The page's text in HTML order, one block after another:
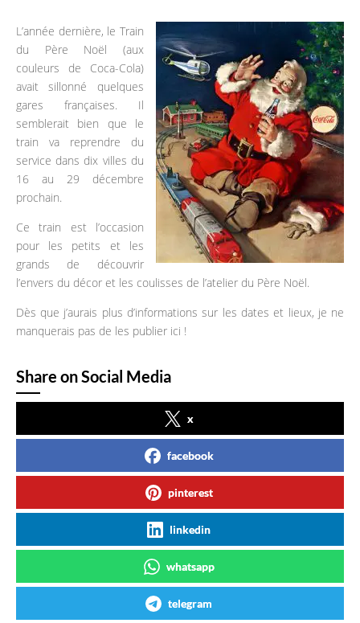
L’année dernière, le Train
du Père Noël (aux
couleurs de Coca-Cola)
avait sillonné quelques
gares françaises. Il
semblerait bien que le
train va reprendre du
service dans dix villes du
16 au 29 décembre
prochain.
Ce train est l’occasion
pour les petits et les
grands de découvrir
l’envers du décor et les coulisses de l’atelier du Père Noël.
Dès que j’aurais plus d’informations sur les dates et lieux, je ne
manquerais pas de les publier ici !
Share on Social Media
x
facebook
pinterest
linkedin
whatsapp
telegram